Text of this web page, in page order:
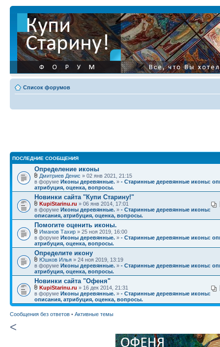
Список форумов
ПОСЛЕДНИЕ СООБЩЕНИЯ
Определение иконы
Дмитриев Денис » 02 янв 2021, 21:15
в форуме Иконы деревянные. » - Старинные деревянные иконы:
атрибуция, оценка, вопросы.
Новинки сайта "Купи Старину!"
KupiStarinu.ru » 06 янв 2014, 17:01
в форуме Иконы деревянные. » - Старинные деревянные иконы:
описания, атрибуция, оценка, вопросы.
Помогите оценить иконы.
Иманов Тахир » 25 ноя 2019, 16:00
в форуме Иконы деревянные. » - Старинные деревянные иконы:
атрибуция, оценка, вопросы.
Определите икону
Юшков Илья » 24 ноя 2019, 13:19
в форуме Иконы деревянные. » - Старинные деревянные иконы:
атрибуция, оценка, вопросы.
Новинки сайта "Офеня"
KupiStarinu.ru » 16 дек 2014, 21:31
в форуме Иконы деревянные. » - Старинные деревянные иконы:
описания, атрибуция, оценка, вопросы.
Сообщения без ответов • Активные темы
<